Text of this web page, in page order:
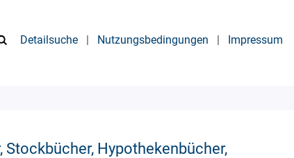
Detailsuche | Nutzungsbedingungen | Impressum
Stockbücher, Hypothekenbücher,